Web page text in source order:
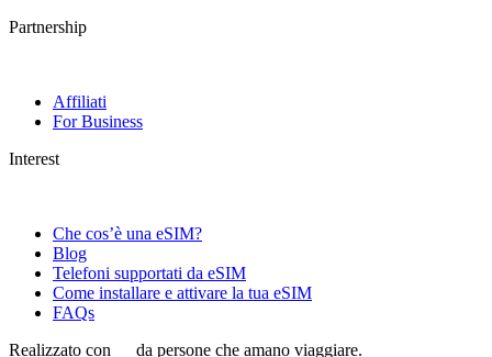
Partnership
Affiliati
For Business
Interest
Che cos’è una eSIM?
Blog
Telefoni supportati da eSIM
Come installare e attivare la tua eSIM
FAQs
Realizzato con
da persone che amano viaggiare.